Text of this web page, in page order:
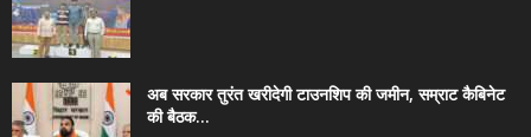
अब सरकार तुरंत खरीदेगी टाउनशिप की जमीन, सम्राट कैबिनेट
की बैठक...